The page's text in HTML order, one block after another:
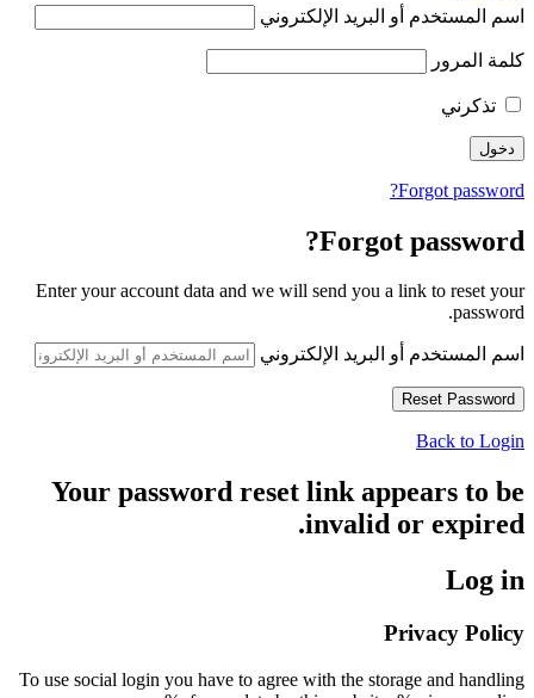
اسم المستخدم أو البريد الإلكتروني
كلمة المرور
تذكرني
Forgot password?
Forgot password?
Enter your account data and we will send you a link to reset your
password.
اسم المستخدم أو البريد الإلكتروني
Back to Login
Your password reset link appears to be
invalid or expired.
Log in
Privacy Policy
To use social login you have to agree with the storage and handling